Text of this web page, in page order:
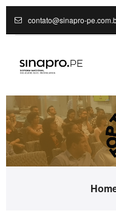
contato@sinapro-